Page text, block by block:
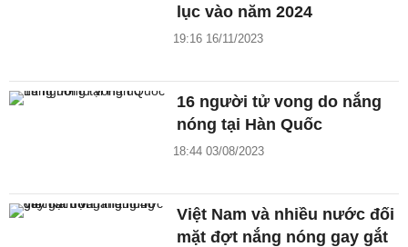
lục vào năm 2024
19:16 16/11/2023
16 người tử vong do nắng
nóng tại Hàn Quốc
18:44 03/08/2023
Việt Nam và nhiều nước đối
mặt đợt nắng nóng gay gắt